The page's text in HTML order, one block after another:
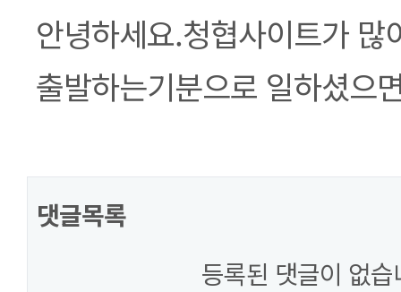
본문
안녕하세요.청협사이트가 많
출발하는기분으로 일하셨으
댓글목록
등록된 댓글이 없습